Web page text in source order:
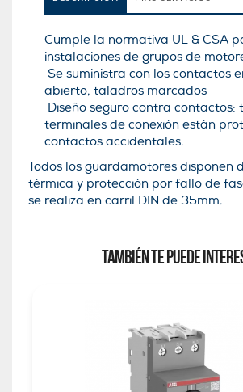
Cumple la normativa UL & CSA
instalaciones de grupos de
Se suministra con los contactos
abierto, taladros marcados
Diseño seguro contra contactos:
terminales de conexión están
contactos accidentales.
Todos los guardamotores disponen
térmica y protección por fallo de
se realiza en carril DIN de 35mm.
TAMBIÉN TE PUEDE